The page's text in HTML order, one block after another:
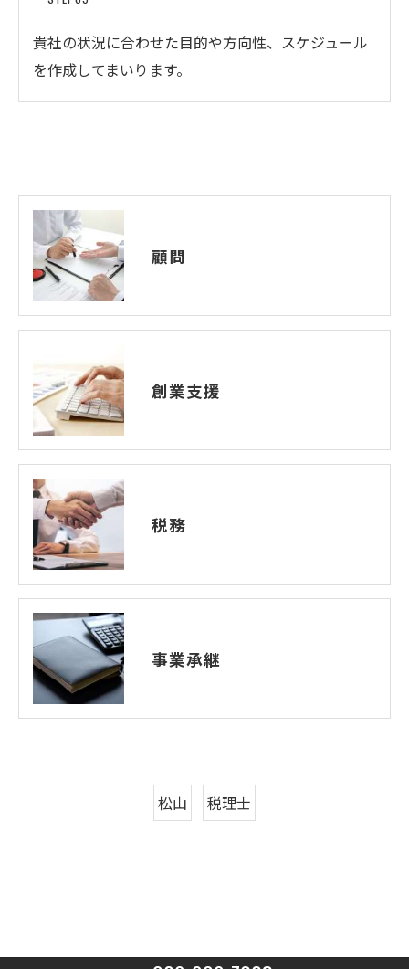
貴社の状況に合わせた目的や方向性、スケジュール
を作成してまいります。
顧問
創業支援
税務
事業承継
松山 税理士